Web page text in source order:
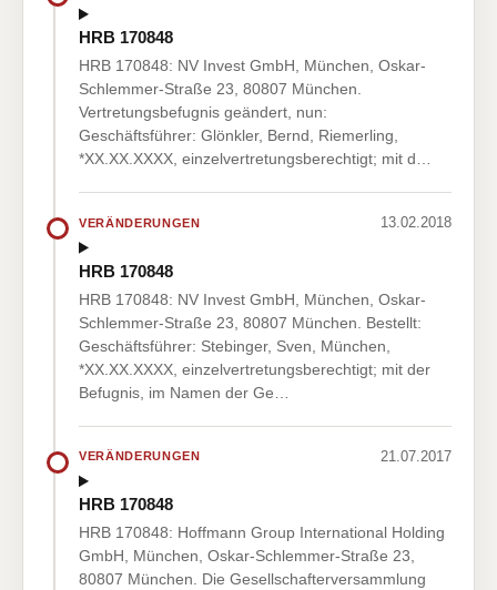
HRB 170848
HRB 170848: NV Invest GmbH, München, Oskar-
Schlemmer-Straße 23, 80807 München.
Vertretungsbefugnis geändert, nun:
Geschäftsführer: Glönkler, Bernd, Riemerling,
*XX.XX.XXXX, einzelvertretungsberechtigt; mit d…
VERÄNDERUNGEN 13.02.2018
HRB 170848
HRB 170848: NV Invest GmbH, München, Oskar-
Schlemmer-Straße 23, 80807 München. Bestellt:
Geschäftsführer: Stebinger, Sven, München,
*XX.XX.XXXX, einzelvertretungsberechtigt; mit der
Befugnis, im Namen der Ge…
VERÄNDERUNGEN 21.07.2017
HRB 170848
HRB 170848: Hoffmann Group International Holding
GmbH, München, Oskar-Schlemmer-Straße 23,
80807 München. Die Gesellschafterversammlung